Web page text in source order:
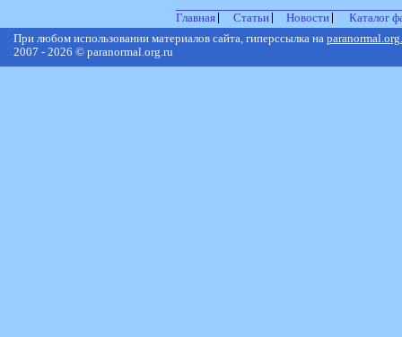
Главная Статьи Новости
Каталог
При любом использовании материалов сайта, гиперссылка на
2007 - 2026 © paranormal.org.ru